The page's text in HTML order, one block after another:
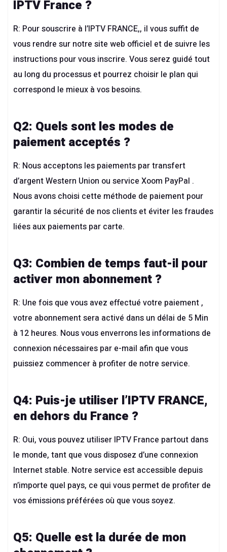
IPTV France ?
R: Pour souscrire à l’IPTV FRANCE,, il vous suffit de
vous rendre sur notre site web officiel et de suivre les
instructions pour vous inscrire. Vous serez guidé tout
au long du processus et pourrez choisir le plan qui
correspond le mieux à vos besoins.
Q2: Quels sont les modes de
paiement acceptés ?
R: Nous acceptons les paiements par transfert
d’argent Western Union ou service Xoom PayPal .
Nous avons choisi cette méthode de paiement pour
garantir la sécurité de nos clients et éviter les fraudes
liées aux paiements par carte.
Q3: Combien de temps faut-il pour
activer mon abonnement ?
R: Une fois que vous avez effectué votre paiement ,
votre abonnement sera activé dans un délai de 5 Min
à 12 heures. Nous vous enverrons les informations de
connexion nécessaires par e-mail afin que vous
puissiez commencer à profiter de notre service.
Q4: Puis-je utiliser l’IPTV FRANCE,
en dehors du France ?
R: Oui, vous pouvez utiliser IPTV France partout dans
le monde, tant que vous disposez d’une connexion
Internet stable. Notre service est accessible depuis
n’importe quel pays, ce qui vous permet de profiter de
vos émissions préférées où que vous soyez.
Q5: Quelle est la durée de mon